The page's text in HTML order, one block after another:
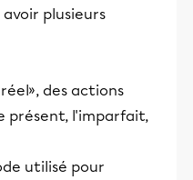
plusieurs
des actions
présent, l'imparfait,
utilisé pour